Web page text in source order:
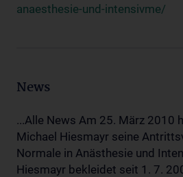
anaesthesie-und-intensivme/
News
...Alle News Am 25. März 2010
Michael Hiesmayr seine
Normale in Anästhesie und
Hiesmayr bekleidet seit 1. 7.